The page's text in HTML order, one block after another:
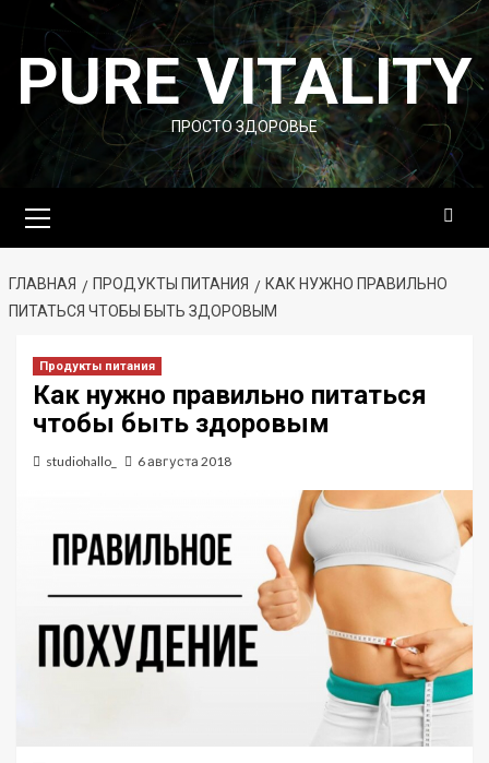
Перейти
содержимому
PURE VITALITY
ПРОСТО ЗДОРОВЬЕ
меню
ГЛАВНАЯ ПРОДУКТЫ ПИТАНИЯ
КАК НУЖНО ПРАВИЛЬНО
ПИТАТЬСЯ ЧТОБЫ БЫТЬ ЗДОРОВЫМ
Продукты питания
Как нужно правильно питаться
чтобы быть здоровым
studiohallo_ 6 августа 2018